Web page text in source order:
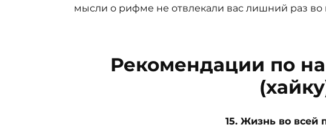
мысли о рифме не отвлекали вас лишний раз во
Рекомендации по
15. Жизнь во всей